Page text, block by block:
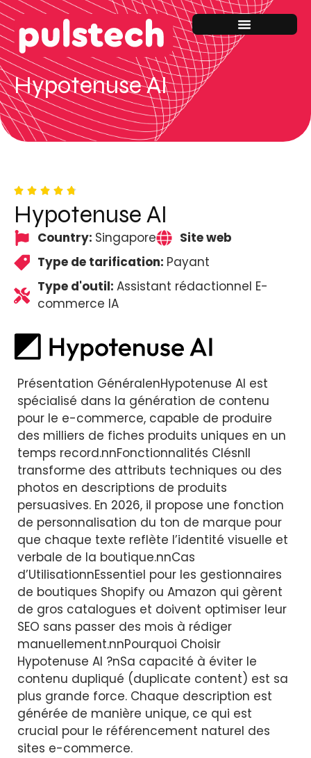
Hypotenuse AI
Hypotenuse AI
Country: Singapore
Site web
Type de tarification: Payant
Type d'outil: Assistant rédactionnel E-
commerce IA
Présentation GénéralenHypotenuse AI est
spécialisé dans la génération de contenu
pour le e-commerce, capable de produire
des milliers de fiches produits uniques en un
temps record.nnFonctionnalités ClésnIl
transforme des attributs techniques ou des
photos en descriptions de produits
persuasives. En 2026, il propose une fonction
de personnalisation du ton de marque pour
que chaque texte reflète l’identité visuelle et
verbale de la boutique.nnCas
d’UtilisationnEssentiel pour les gestionnaires
de boutiques Shopify ou Amazon qui gèrent
de gros catalogues et doivent optimiser leur
SEO sans passer des mois à rédiger
manuellement.nnPourquoi Choisir
Hypotenuse AI ?nSa capacité à éviter le
contenu dupliqué (duplicate content) est sa
plus grande force. Chaque description est
générée de manière unique, ce qui est
crucial pour le référencement naturel des
sites e-commerce.